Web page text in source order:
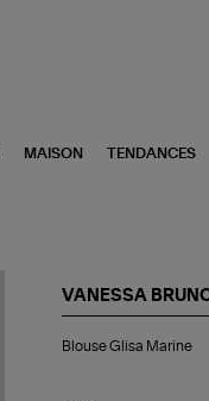
MAISON TENDANCES
VANESSA
Glisa
Blouse Glisa Marine